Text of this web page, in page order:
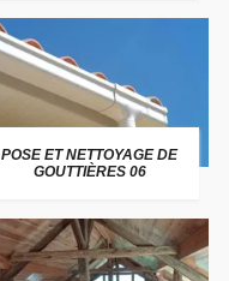
POSE ET NETTOYAGE DE
GOUTTIÈRES 06